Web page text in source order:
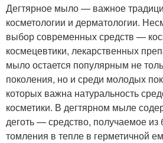
Дегтярное мыло — важное
косметологии и дерматологии.
выбор современных средств —
космецевтики, лекарственных
мыло остается популярным не
поколения, но и среди молодых
которых важна натуральность
косметики. В дегтярном мыле
деготь — средство, получаемое из
томления в тепле в герметичной